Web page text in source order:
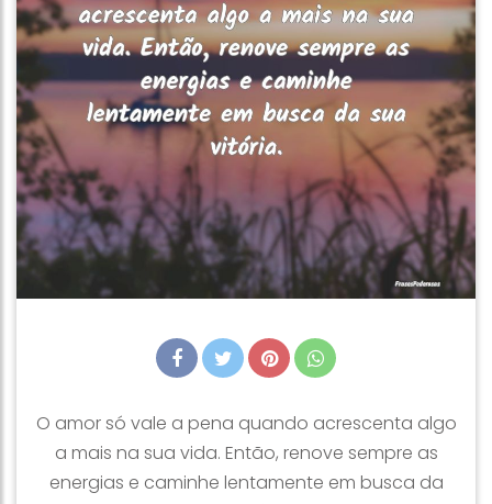
O amor só vale a pena quando acrescenta algo
a mais na sua vida. Então, renove sempre as
energias e caminhe lentamente em busca da